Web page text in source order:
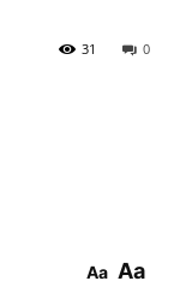
0
31
Aa Aa